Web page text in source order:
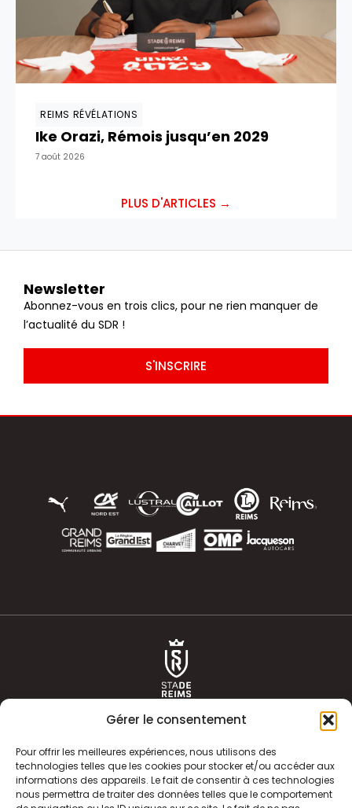
Gérer le consentement
Pour offrir les meilleures expériences, nous utilisons des
technologies telles que les cookies pour stocker et/ou accéder aux
informations des appareils. Le fait de consentir à ces technologies
nous permettra de traiter des données telles que le comportement
REIMS RÉVÉLATIONS
Ike Orazi, Rémois jusqu’en 2029
7 août 2026
PLUS D'ARTICLES →
Newsletter
Abonnez-vous en trois clics, pour ne rien manquer de
l’actualité du SDR !
S'INSCRIRE
ACTUALITÉS HISTOIRE